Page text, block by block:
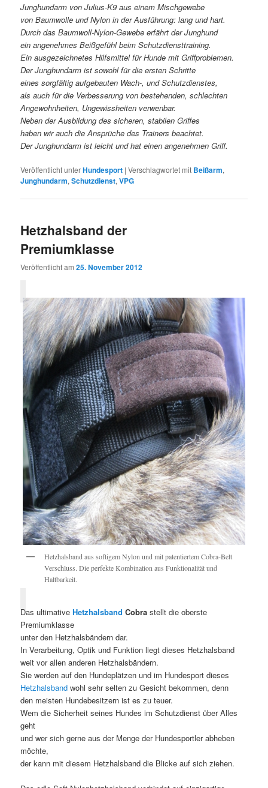
Junghundarm von Julius-K9 aus einem Mischgewebe
von Baumwolle und Nylon in der Ausführung: lang und hart.
Durch das Baumwoll-Nylon-Gewebe erfährt der Junghund
ein angenehmes Beißgefühl beim Schutzdiensttraining.
Ein ausgezeichnetes Hilfsmittel für Hunde mit Griffproblemen.
Der Junghundarm ist sowohl für die ersten Schritte
eines sorgfältig aufgebauten Wach-, und Schutzdienstes,
als auch für die Verbesserung von bestehenden, schlechten
Angewohnheiten, Ungewissheiten verwenbar.
Neben der Ausbildung des sicheren, stabilen Griffes
haben wir auch die Ansprüche des Trainers beachtet.
Der Junghundarm ist leicht und hat einen angenehmen Griff.
Veröffentlicht unterHundesport |Verschlagwortet mit Beißarm,
Junghundarm,Schutzdienst,VPG
Hetzhalsband der
Premiumklasse
Veröffentlicht am25. November 2012
Hetzhalsband aus softigem Nylon und mit patentiertem Cobra-Belt
Verschluss. Die perfekte Kombination aus Funktionalität und
Haltbarkeit.
Das ultimativeHetzhalsbandCobra stellt die oberste
Premiumklasse
unter den Hetzhalsbändern dar.
In Verarbeitung, Optik und Funktion liegt dieses Hetzhalsband
weit vor allen anderen Hetzhalsbändern.
Sie werden auf den Hundeplätzen und im Hundesport dieses
Hetzhalsbandwohl sehr selten zu Gesicht bekommen, denn
den meisten Hundebesitzern ist es zu teuer.
Wem die Sicherheit seines Hundes im Schutzdienst über Alles
geht
und wer sich gerne aus der Menge der Hundesportler abheben
möchte,
der kann mit diesem Hetzhalsband die Blicke auf sich ziehen.